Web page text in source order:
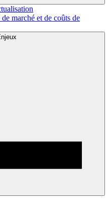
marché et de coûts de